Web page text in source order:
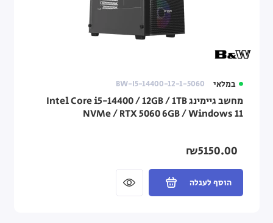
במלאי BW-I5-14400-12-1-5060
מחשב גיימינג Intel Core i5-14400 / 12GB / 1TB
NVMe / RTX 5060 6GB / Windows 11
₪5150.00
הוסף לעגלה